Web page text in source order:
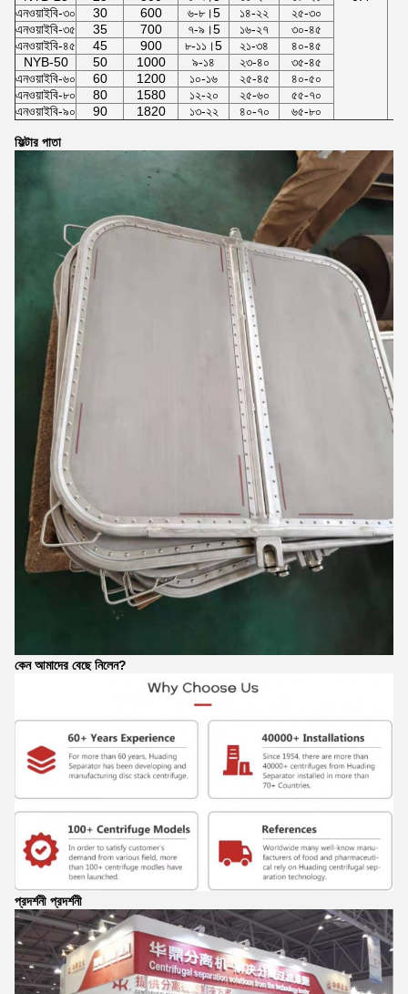
এনওয়াইবি-৩০
30 600 ৬-৮।5 ১৪-২২
২৫-৩০
এনওয়াইবি-৩৫
35 700 ৭-৯।5 ১৬-২৭
৩০-৪৫
এনওয়াইবি-৪৫
45 900 ৮-১১।5 ২১-৩৪
৪০-৪৫
NYB-50
50 1000 ৯-১৪ ২৩-৪০
৩৫-৪৫
এনওয়াইবি-৬০
60 1200 ১০-১৬ ২৫-৪৫
৪০-৫০
এনওয়াইবি-৮০
80 1580 ১২-২০ ২৫-৬০
৫৫-৭০
এনওয়াইবি-৯০
90 1820 ১৩-২২ ৪০-৭০ ৬৫-৮০
ফিল্টার পাতা
কেন আমাদের বেছে নিলেন?
প্রদর্শনী প্রদর্শনী